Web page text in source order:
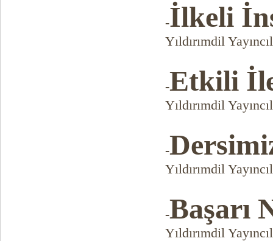
-İlkeli
Yıldırımdil
-Etkili
Yıldırımdil
-
Yıldırımdil
-Başarı
Yıldırımdil